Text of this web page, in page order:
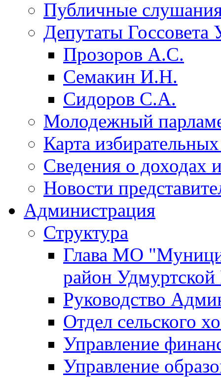
Публичные
Депутаты
Прозоров А.С.
Семакин И.Н.
Сидоров С.А.
Молодежный
Карта
Сведения о доходах
Новости
Администрация
Структура
Глава МО
район
Руководство
Отдел сельского
Управление
Управление